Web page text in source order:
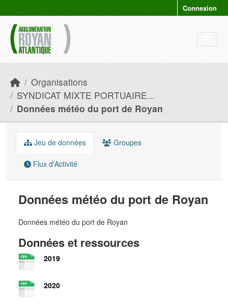
Connexion
Organisations
SYNDICAT MIXTE PORTUAIRE...
Données météo du port de Royan
Jeu de données Groupes
Flux d'Activité
Données météo du port de Royan
Données météo du port de Royan
Données et ressources
2019
2020